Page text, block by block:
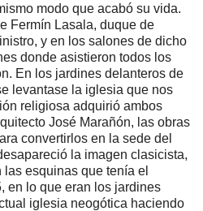
modo que acabó su vida.
Fermín Lasala, duque de
y en los salones de dicho
donde asistieron todos los
En los jardines delanteros de
levantase la iglesia que nos
religiosa adquirió ambos
José Marañón, las obras
convertirlos en la sede del
la imagen clasicista,
esquinas que tenía el
en lo que eran los jardines
iglesia neogótica haciendo